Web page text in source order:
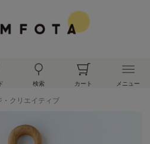
検索 カート メニュー
クリエイティブ